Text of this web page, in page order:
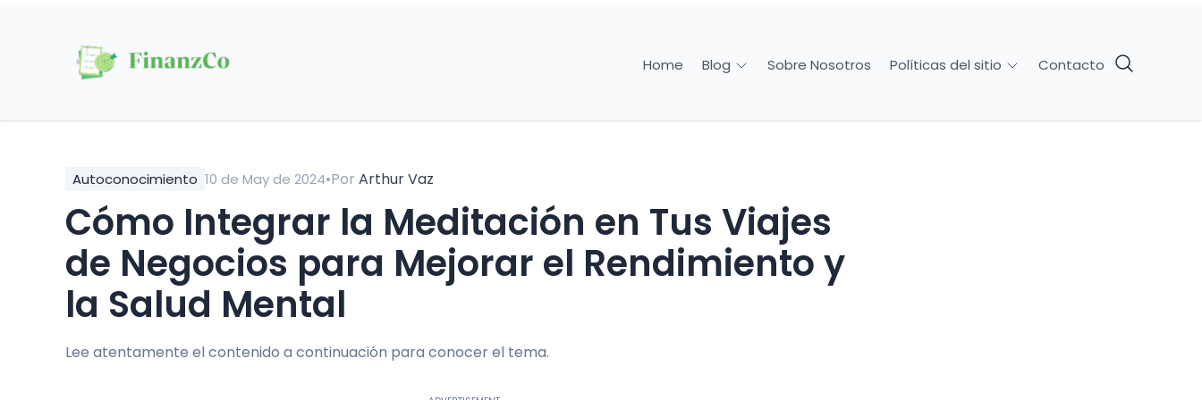
Home Blog Sobre Nosotros Políticas del sitio Contacto
Autoconocimiento 10 de May de 2024•Por Arthur Vaz
Cómo Integrar la Meditación en Tus Viajes
de Negocios para Mejorar el Rendimiento y
la Salud Mental
Lee atentamente el contenido a continuación para conocer el tema.